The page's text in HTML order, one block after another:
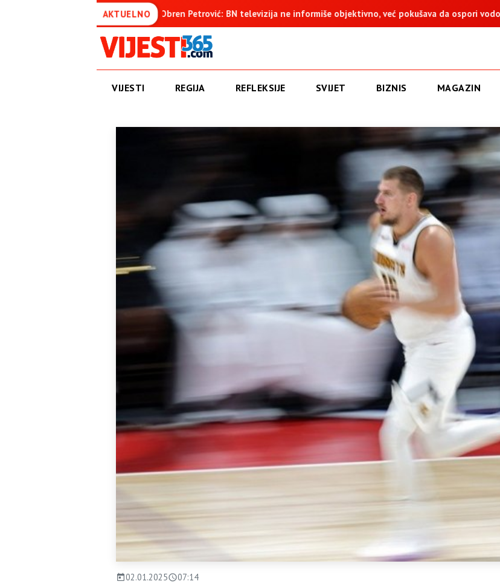
AKTUELNO
Obren Petrović: BN televizija ne informiše objektivno, već pokušava da ospori vodovod na Vučijaku
VIJESTI REGIJA REFLEKSIJE SVIJET BIZNIS MAGAZIN
02.01.2025 07:14